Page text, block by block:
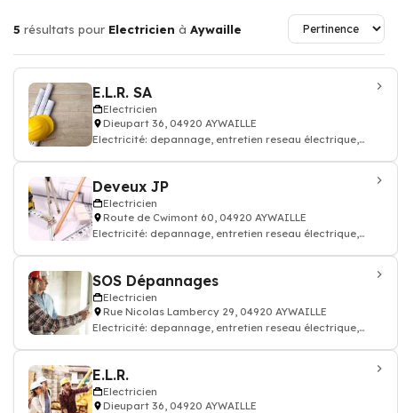
5 résultats pour Electricien à Aywaille
E.L.R. SA
Electricien
Dieupart 36, 04920 AYWAILLE
Electricité: depannage, entretien reseau électrique,
Deveux JP
Electricien
Route de Cwimont 60, 04920 AYWAILLE
Electricité: depannage, entretien reseau électrique,
SOS Dépannages
Electricien
Rue Nicolas Lambercy 29, 04920 AYWAILLE
Electricité: depannage, entretien reseau électrique,
E.L.R.
Electricien
Dieupart 36, 04920 AYWAILLE